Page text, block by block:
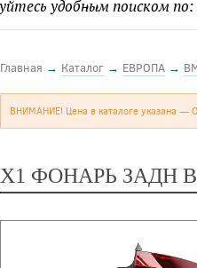
Главная → Каталог → ЕВРОПА →
ВНИМАНИЕ! Цена в каталоге указана —
X1 ФОНАРЬ ЗАДН